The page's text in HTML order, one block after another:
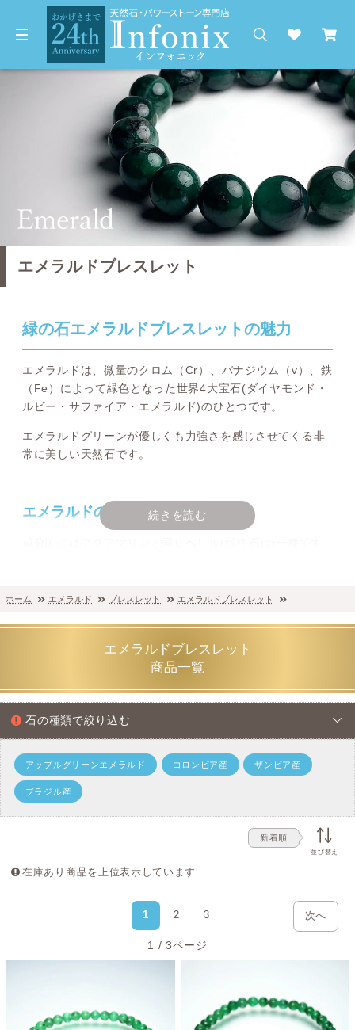
エメラルドブレスレット
緑の石エメラルドブレスレットの魅力
エメラルドは、微量のクロム（Cr）、バナジウム（v）、鉄
（Fe）によって緑色となった世界4大宝石(ダイヤモンド・
ルビー・サファイア・エメラルド)のひとつです。
エメラルドグリーンが優しくも力強さを感じさせてくる非
常に美しい天然石です。
続きを読む
エメラルドの品質や値段について
エメラルドの市場価値は非常に上がります。
エメラルドは市場価格が上がり続けている希少石のひとつ
で、高品質となれば非常に産出量が少なく、大きな鉱物や
結晶となれば希少価値はダイヤモンドをも上回るものも存
エメラルドブレスレットにおける品質と本
質的な価値
エメラルドは、鮮やかなグリーンと透明感を備えた宝石と
して広く知られておりますが、実際の鉱物としては透明度
い表情を持って産出されるベリル系の天然石です。
また、エメラルドは鉱物特性上、内部に黒色鉱物や亀裂状
一般的な宝石ルースでは透明度の高い部分のみを選別して
カットするため、内包物は目立ちにくく仕上げられます。
とが難しい特徴がございます。
ホーム エメラルド ブレスレット エメラルドブレスレット
エメラルドブレスレット
商品一覧
石の種類で絞り込む
アップルグリーンエメラルド コロンビア産 ザンビア産
ブラジル産
新着順
並び替え
在庫あり商品を上位表示しています
1 2 3 次へ
1 / 3ページ